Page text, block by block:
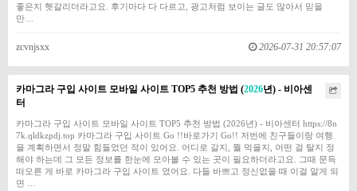
좋은지 헷갈리더라고요. 후기마다 다 다르고, 광고처럼 보이는 글도 많아서 믿을
만…
zcvnjsxx 2026-07-31 20:57:07
카마그라 구입 사이트 모바일 사이트 TOP5 추천 방법 (2026년) - 비아센
터
카마그라 구입 사이트 모바일 사이트 TOP5 추천 방법 (2026년) - 비아센터 https://8n
7k.qldkzpdj.top 카마그라 구입 사이트 Go !!바로가기 Go!! 저번에 친구들이랑 여행
을 계획하면서 정말 힘들었던 적이 있어요. 어디로 갈지, 뭘 먹을지, 어떤 걸 탈지 정
해야 하는데 그 모든 정보를 한눈에 모아볼 수 있는 곳이 필요하더라고요. 그때 문득
떠오른 게 바로 카마그라 구입 사이트 였어요. 다들 바쁘고 정신없을 때 이걸 알게 되
면 …